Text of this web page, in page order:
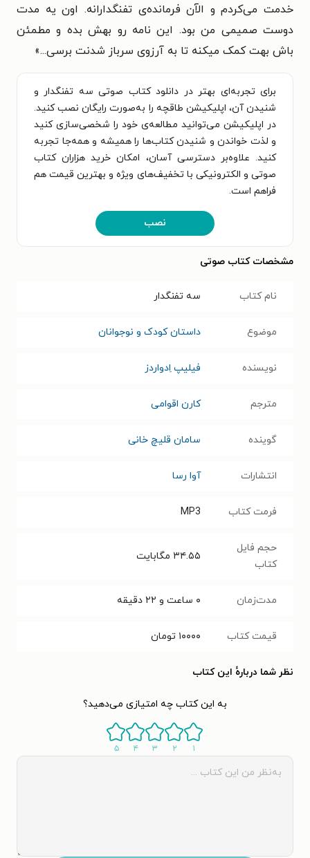
خدمت می‌کردم و الآن فرمانده‌ی تفنگدارانه. اون یه مدت
دوست صمیمی من بود. این نامه رو بهش بده و مطمئن
باش بهت کمک میکنه تا به آرزوی سرباز شدنت برسی...»
برای تجربه‌ای بهتر در دانلود کتاب صوتی سه تفنگدار و
شنیدن آن، اپلیکیشن طاقچه را به‌صورت رایگان نصب کنید.
در اپلیکیشن می‌توانید مطالعه‌ی خود را شخصی‌سازی کنید
و لذت خواندن و شنیدن کتاب‌ها را همیشه و همه‌جا تجربه
کنید. علاوه‌بر دسترسی آسان، امکان خرید هزاران کتاب
صوتی و الکترونیکی با تخفیف‌های ویژه و بهترین قیمت هم
فراهم است.
نصب
مشخصات کتاب صوتی
نام کتاب سه تفنگدار
موضوع داستان کودک و نوجوانان
نویسنده فیلیپ اِدواردز
مترجم کارن اقوامی
گوینده سامان قلیچ خانی
انتشارات آوا رسا
فرمت کتاب MP3
حجم فایل
کتاب
۳۴.۵۵ مگابایت
مدت‌زمان ۰ ساعت و ۲۲ دقیقه
قیمت کتاب ۱۰۰۰۰ تومان
نظر شما دربارهٔ این کتاب
به این کتاب چه امتیازی می‌دهید؟
۱ ۲ ۳ ۴ ۵